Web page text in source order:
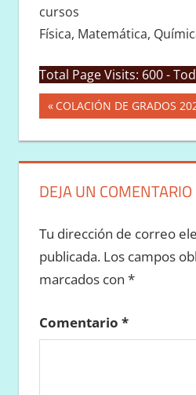
cursos
Física, Matemática,
Total Page Visits: 600 -
Navegación
de
entradas
Entrada
anterior:
COLACIÓN DE GRADOS
DEJA UN COMENTARIO
Tu dirección de correo
publicada. Los campos
marcados con *
Comentario *